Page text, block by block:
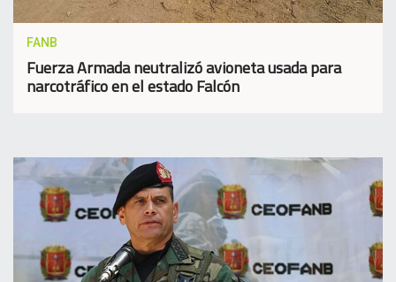
FANB
Fuerza Armada neutralizó avioneta usada para
narcotráfico en el estado Falcón